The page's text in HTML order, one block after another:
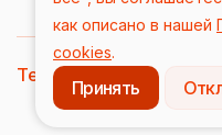
как описано в нашей
cookies.
Принять
2026/ Все
Terms & Conditions